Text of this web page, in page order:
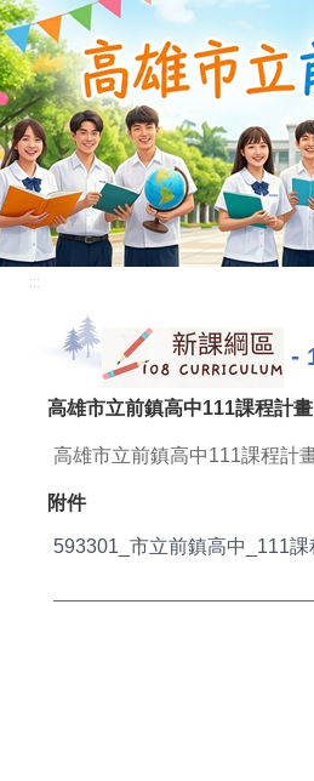
:::
-
高雄市立前鎮高中111課程計畫
高雄市立前鎮高中111課程計
附件
593301_市立前鎮高中_111